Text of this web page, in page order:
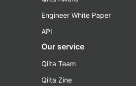
Engineer White Paper
API
Our service
Qiita Team
Qiita Zine